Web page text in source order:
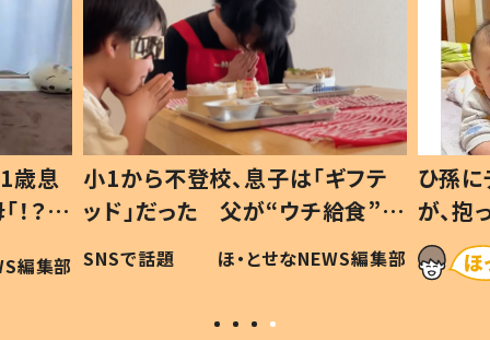
歳息
？」
編集部
小1から不登校、息子は「ギフテ
ッド」だった 父が“ウチ給食”を
作り続ける理由とは #令和の親
#令和の子
SNSで話題 ほ・とせなNEWS編集部
ひ孫
が、
「涙が
い」